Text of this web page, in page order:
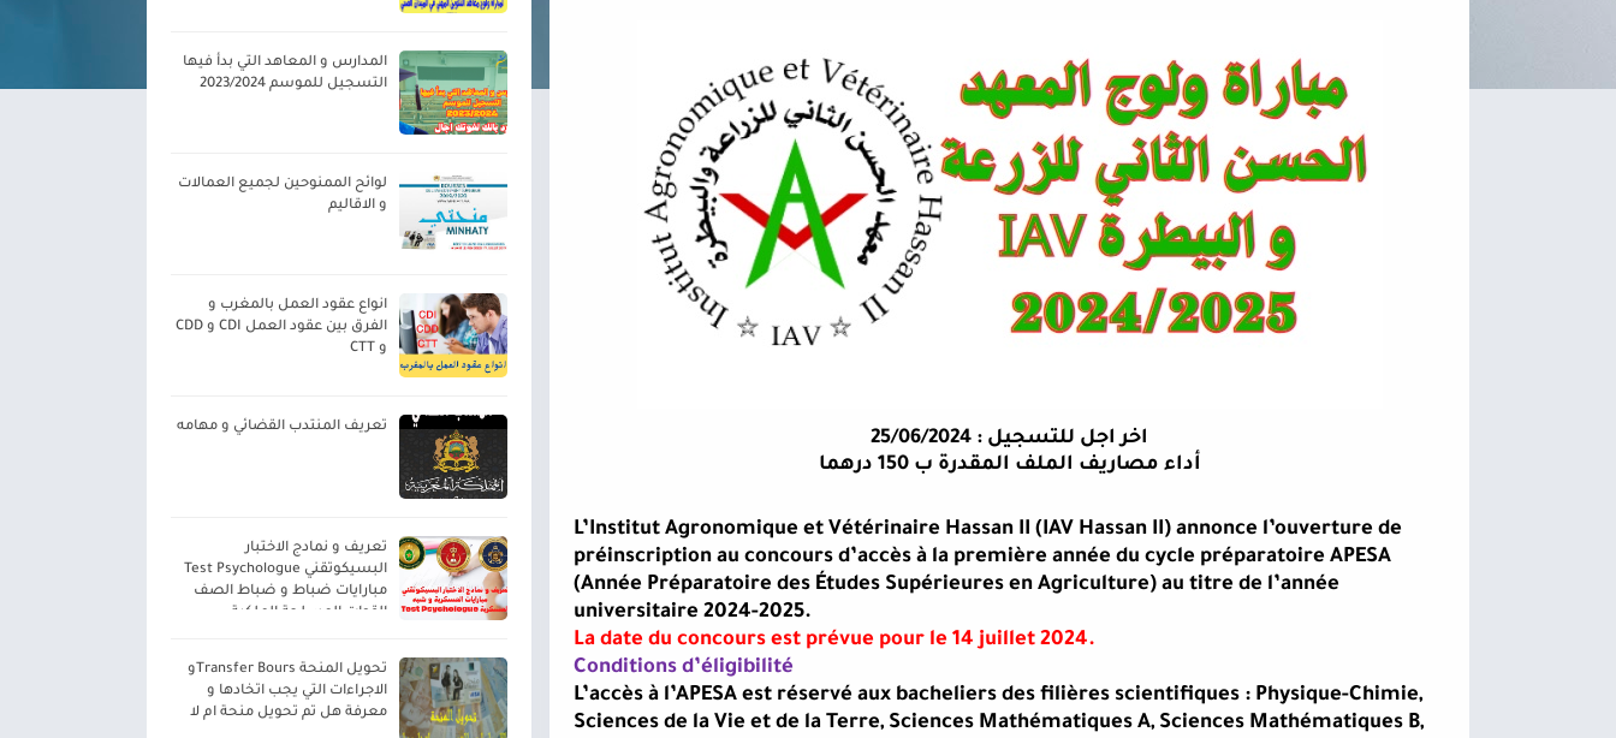
اخر اجل للتسجيل : 25/06/2024
أداء مصاريف الملف المقدرة ب 150 درهما
L’Institut Agronomique et Vétérinaire Hassan II (IAV Hassan II) annonce l’ouverture de
préinscription au concours d’accès à la première année du cycle préparatoire APESA
(Année Préparatoire des Études Supérieures en Agriculture) au titre de l’année
universitaire 2024-2025.
La date du concours est prévue pour le 14 juillet 2024.
Conditions d’éligibilité
L’accès à l’APESA est réservé aux bacheliers des filières scientifiques : Physique-Chimie,
Sciences de la Vie et de la Terre, Sciences Mathématiques A, Sciences Mathématiques B,
المدارس و المعاهد التي بدأ فيها
التسجيل للموسم 2023/2024
لوائح الممنوحين لجميع العمالات
و الاقاليم
انواع عقود العمل بالمغرب و
الفرق بين عقود العمل CDI و CDD
و CTT
تعريف المنتدب القضائي و مهامه
تعريف و نمادج الاختبار
البسيكوتقني Test Psychologue
مبارايات ضباط و ضباط الصف
القوات المسلحة الملكية
تحويل المنحة Transfer Boursو
الاجراءات التي يجب اتخادها و
معرفة هل تم تحويل منحة ام لا